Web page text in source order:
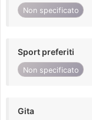
Non specificato
Sport preferiti
Non specificato
Gita